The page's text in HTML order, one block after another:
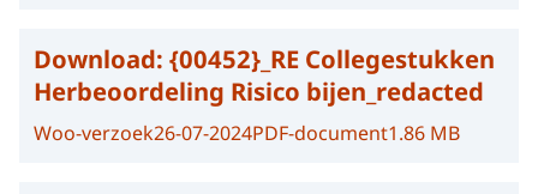
Download: {00452}_RE Collegestukken
Herbeoordeling Risico bijen_redacted
Woo-verzoek26-07-2024PDF-document1.86 MB